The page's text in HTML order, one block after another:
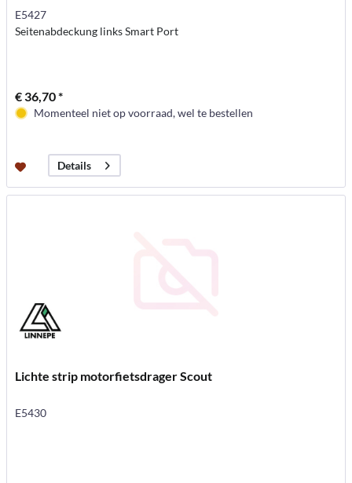
E5427
Seitenabdeckung links Smart Port
€ 36,70 *
Momenteel niet op voorraad, wel te bestellen
Details
Lichte strip motorfietsdrager Scout
E5430